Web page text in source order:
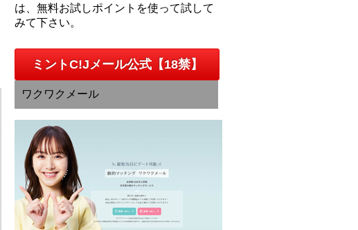
は、無料お試しポイントを使って試して
みて下さい。
ミントC!Jメール公式【18禁】
ワクワクメール